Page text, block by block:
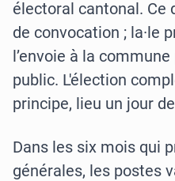
électoral cantonal. Ce
de convocation ; la·le
l’envoie à la
public. L'élection
principe, lieu un jour
Dans les six mois qui
générales, les postes